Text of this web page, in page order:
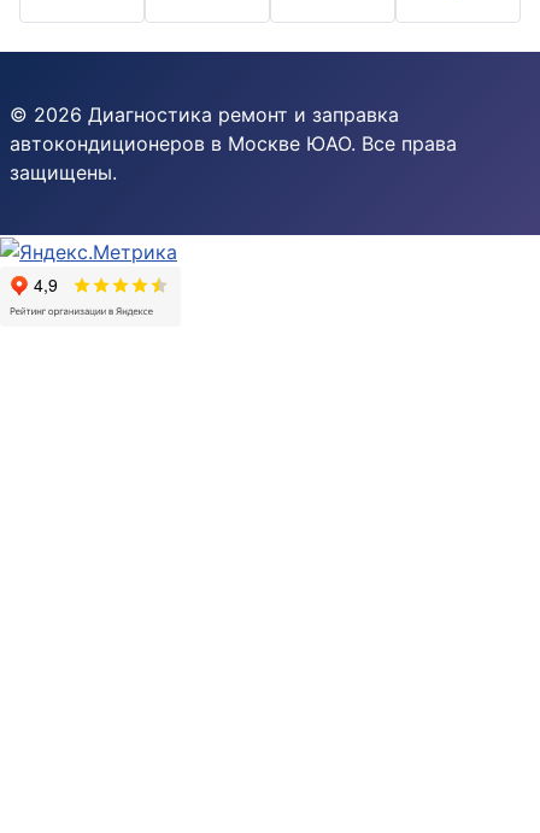
© 2026 Диагностика ремонт и заправка
автокондиционеров в Москве ЮАО. Все права
защищены.